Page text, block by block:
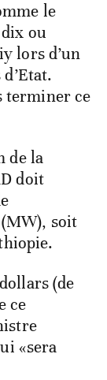
le
ou
lors d’un
terminer ce
de la
doit
soit
(de
ce
«sera